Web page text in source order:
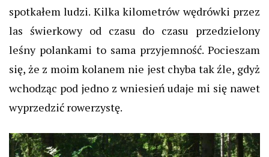
spotkałem ludzi. Kilka kilometrów wędrówki przez
las świerkowy od czasu do czasu przedzielony
leśny polankami to sama przyjemność. Pocieszam
się, że z moim kolanem nie jest chyba tak źle, gdyż
wchodząc pod jedno z wniesień udaje mi się nawet
wyprzedzić rowerzystę.